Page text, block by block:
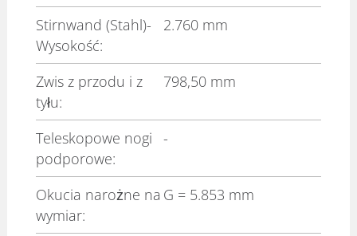
Stirnwand (Stahl)-
Wysokość:
2.760 mm
Zwis z przodu i z
tyłu:
798,50 mm
Teleskopowe nogi
podporowe:
-
Okucia narożne na
wymiar:
G = 5.853 mm